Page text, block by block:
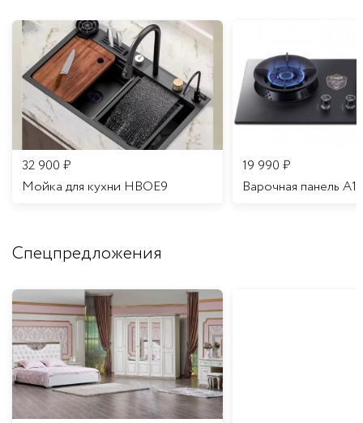
32 900 ₽
Мойка для кухни HBOE9
19 990 ₽
Варочная панель A16
Спецпредложения